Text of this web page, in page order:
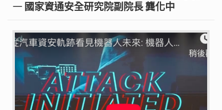
— 國家資通安全研究院副院長 龔化中